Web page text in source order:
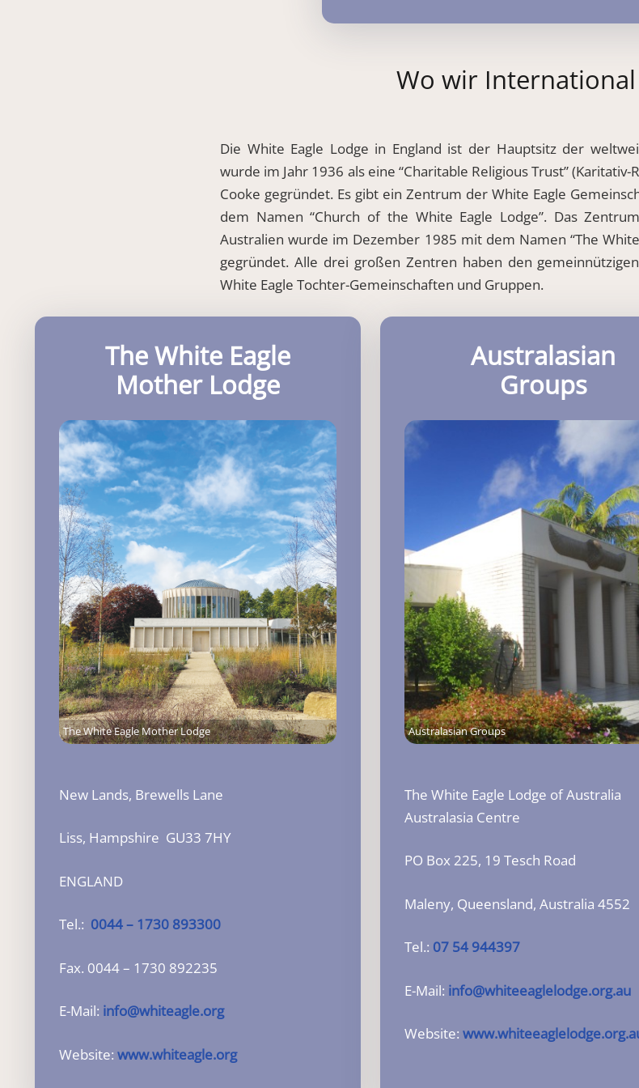
Wo wir
Die White Eagle Lodge in England ist der Hauptsitz der
wurde im Jahr 1936 als eine “Charitable Religious Trust”
Cooke gegründet. Es gibt ein Zentrum der White Eagle
dem Namen “Church of the White Eagle Lodge”. Das
Australien wurde im Dezember 1985 mit dem Namen “The
gegründet. Alle drei großen Zentren haben den
White Eagle Tochter-Gemeinschaften und Gruppen.
The White Eagle
Mother Lodge
The White Eagle Mother Lodge
New Lands, Brewells Lane
Liss, Hampshire GU33 7HY
ENGLAND
Tel.: 0044 – 1730 893300
Fax. 0044 – 1730 892235
E-Mail: info@whiteagle.org
Website: www.whiteagle.org
Australasian
Groups
Australasian Groups
The White Eagle Lodge of Australia
Australasia Centre
PO Box 225, 19 Tesch Road
Maleny, Queensland, Australia 4552
Tel.: 07 54 944397
E-Mail: info@whiteeaglelodge.org.au
Website: